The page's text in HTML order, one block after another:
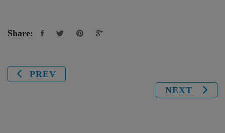
Share:
PREV
NEXT